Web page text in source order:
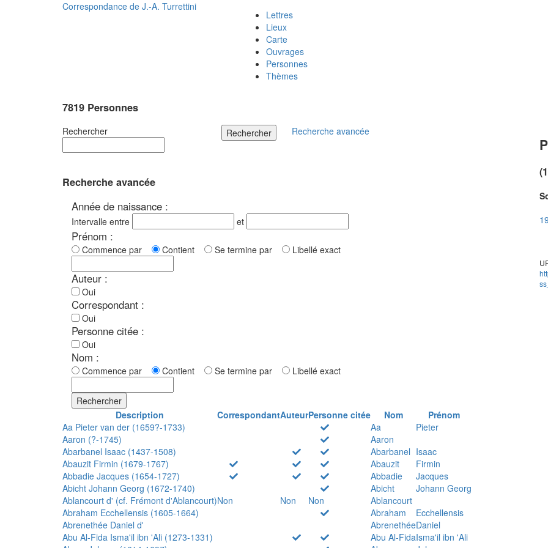
Correspondance de J.-A. Turrettini
Lettres
Lieux
Carte
Ouvrages
Personnes
Thèmes
7819 Personnes
Rechercher Rechercher Recherche avancée
Recherche avancée
Année de naissance :
Intervalle entre et
Prénom :
Commence par Contient Se termine par Libellé exact
Auteur :
Oui
Correspondant :
Oui
Personne citée :
Oui
Nom :
Commence par Contient Se termine par Libellé exact
Rechercher
Description
CorrespondantAuteurPersonne citée Nom
Prénom
Aa Pieter van der (1659?-1733)
Aa
Pieter
Aaron (?-1745)
Aaron
Abarbanel Isaac (1437-1508)
Abarbanel Isaac
Abauzit Firmin (1679-1767)
Abauzit
Firmin
Abbadie Jacques (1654-1727)
Abbadie
Jacques
Abicht Johann Georg (1672-1740)
Abicht
Johann Georg
Ablancourt d' (cf. Frémont d'Ablancourt)Non Non Non
Ablancourt
Abraham Ecchellensis (1605-1664)
Abraham
Ecchellensis
Abrenethée Daniel d'
AbrenethéeDaniel
Abu Al-Fida Isma'il ibn 'Ali (1273-1331)
Abu Al-FidaIsma'il ibn 'Ali